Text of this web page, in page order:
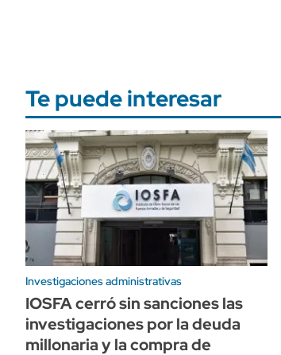
Te puede interesar
Investigaciones administrativas
IOSFA cerró sin sanciones las
investigaciones por la deuda
millonaria y la compra de